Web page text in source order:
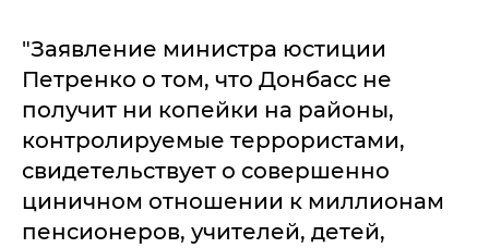
"Заявление министра юстиции
Петренко о том, что Донбасс не
получит ни копейки на районы,
контролируемые террористами,
свидетельствует о совершенно
циничном отношении к миллионам
пенсионеров, учителей, детей,